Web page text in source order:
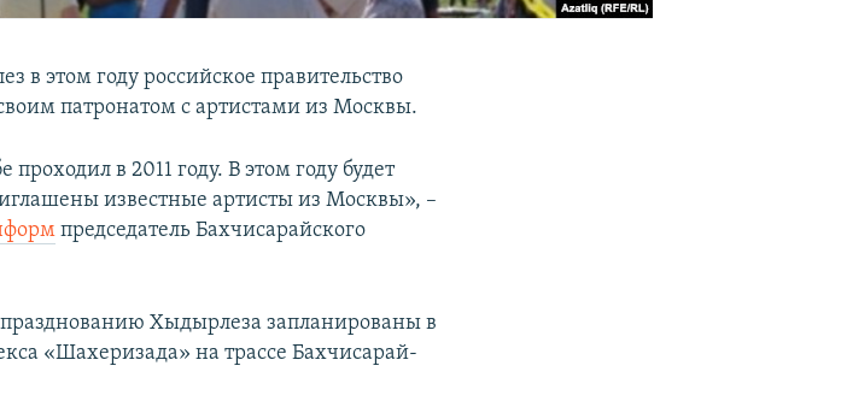
в этом году российское правительство
патронатом с артистами из Москвы.
в 2011 году. В этом году будет
известные артисты из Москвы», –
председатель Бахчисарайского
Хыдырлеза запланированы в
«Шахеризада» на трассе Бахчисарай-